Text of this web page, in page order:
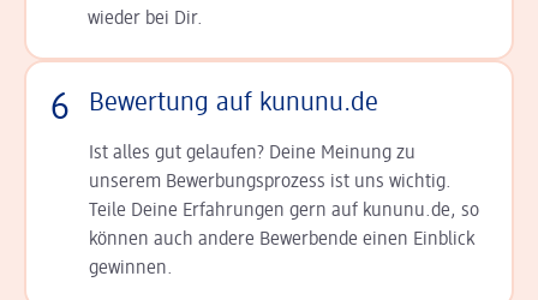
wieder bei Dir.
6 Bewertung auf kununu.de
Ist alles gut gelaufen? Deine Meinung zu
unserem Bewerbungsprozess ist uns wichtig.
Teile Deine Erfahrungen gern auf kununu.de, so
können auch andere Bewerbende einen Einblick
gewinnen.